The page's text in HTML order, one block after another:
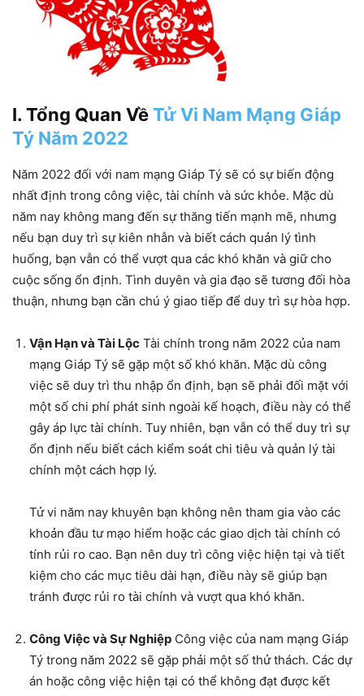
I. Tổng Quan VềTử Vi Nam Mạng Giáp
Tý Năm 2022
Năm 2022 đối với nam mạng Giáp Tý sẽ có sự biến động
nhất định trong công việc, tài chính và sức khỏe. Mặc dù
năm nay không mang đến sự thăng tiến mạnh mẽ, nhưng
nếu bạn duy trì sự kiên nhẫn và biết cách quản lý tình
huống, bạn vẫn có thể vượt qua các khó khăn và giữ cho
cuộc sống ổn định. Tình duyên và gia đạo sẽ tương đối hòa
thuận, nhưng bạn cần chú ý giao tiếp để duy trì sự hòa hợp.
Vận Hạn và Tài Lộc Tài chính trong năm 2022 của nam
mạng Giáp Tý sẽ gặp một số khó khăn. Mặc dù công
việc sẽ duy trì thu nhập ổn định, bạn sẽ phải đối mặt với
một số chi phí phát sinh ngoài kế hoạch, điều này có thể
gây áp lực tài chính. Tuy nhiên, bạn vẫn có thể duy trì sự
ổn định nếu biết cách kiểm soát chi tiêu và quản lý tài
chính một cách hợp lý.
Tử vi năm nay khuyên bạn không nên tham gia vào các
khoản đầu tư mạo hiểm hoặc các giao dịch tài chính có
tính rủi ro cao. Bạn nên duy trì công việc hiện tại và tiết
kiệm cho các mục tiêu dài hạn, điều này sẽ giúp bạn
tránh được rủi ro tài chính và vượt qua khó khăn.
Công Việc và Sự Nghiệp Công việc của nam mạng Giáp
Tý trong năm 2022 sẽ gặp phải một số thử thách. Các dự
án hoặc công việc hiện tại có thể không đạt được kết